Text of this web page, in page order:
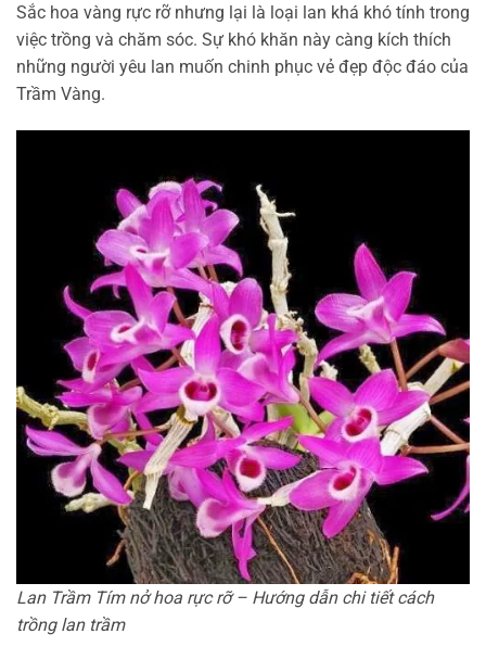
Sắc hoa vàng rực rỡ nhưng lại là loại lan khá khó tính trong
việc trồng và chăm sóc. Sự khó khăn này càng kích thích
những người yêu lan muốn chinh phục vẻ đẹp độc đáo của
Trầm Vàng.
Lan Trầm Tím nở hoa rực rỡ – Hướng dẫn chi tiết cách
trồng lan trầm